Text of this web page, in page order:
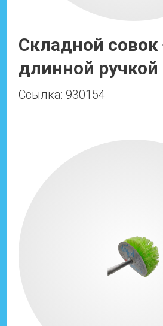
Складной совок
длинной ручкой
Ссылка: 930154